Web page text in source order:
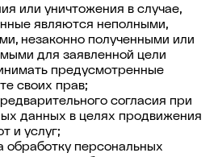
или уничтожения в случае,
являются неполными,
незаконно полученными или
для заявленной цели
предусмотренные
своих прав;
согласия при
данных в целях продвижения
и услуг;
обработку персональных